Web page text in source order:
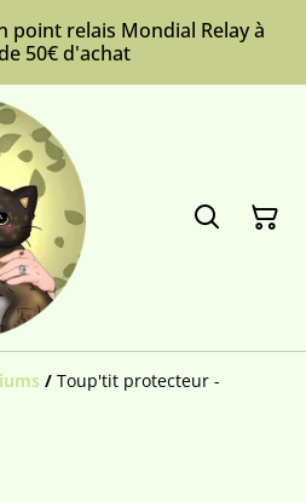
point relais Mondial Relay à
50€ d'achat
/ Toup'tit protecteur -